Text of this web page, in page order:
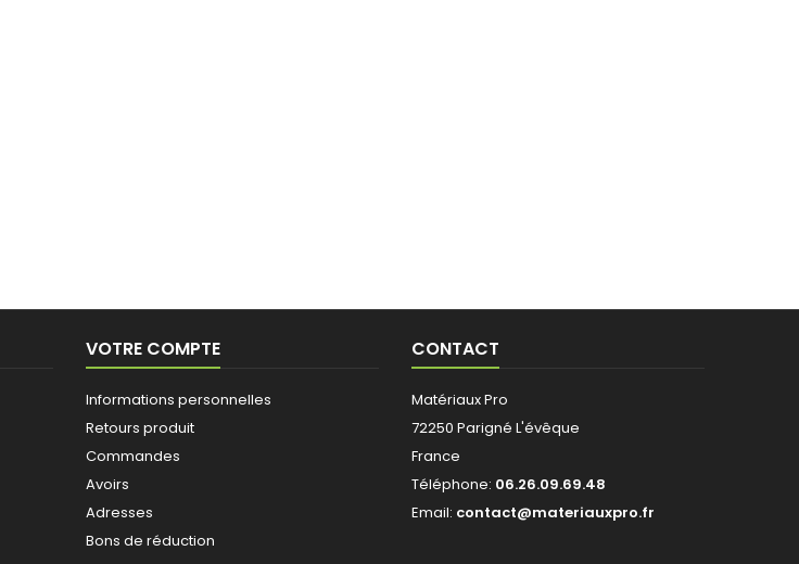
VOTRE COMPTE
Informations personnelles
Retours produit
Commandes
Avoirs
Adresses
Bons de réduction
CONTACT
Matériaux Pro
72250 Parigné L'évêque
France
Téléphone: 06.26.09.69.48
Email: contact@materiauxpro.fr